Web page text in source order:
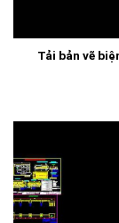
Tải bản vẽ